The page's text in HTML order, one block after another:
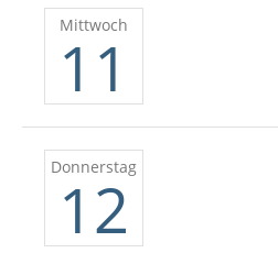
Mittwoch
11
Donnerstag
12